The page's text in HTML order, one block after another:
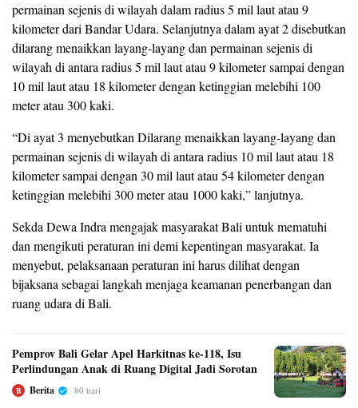
permainan sejenis di wilayah dalam radius 5 mil laut atau 9
kilometer dari Bandar Udara. Selanjutnya dalam ayat 2 disebutkan
dilarang menaikkan layang-layang dan permainan sejenis di
wilayah di antara radius 5 mil laut atau 9 kilometer sampai dengan
10 mil laut atau 18 kilometer dengan ketinggian melebihi 100
meter atau 300 kaki.
“Di ayat 3 menyebutkan Dilarang menaikkan layang-layang dan
permainan sejenis di wilayah di antara radius 10 mil laut atau 18
kilometer sampai dengan 30 mil laut atau 54 kilometer dengan
ketinggian melebihi 300 meter atau 1000 kaki,” lanjutnya.
Sekda Dewa Indra mengajak masyarakat Bali untuk mematuhi
dan mengikuti peraturan ini demi kepentingan masyarakat. Ia
menyebut, pelaksanaan peraturan ini harus dilihat dengan
bijaksana sebagai langkah menjaga keamanan penerbangan dan
ruang udara di Bali.
Pemprov Bali Gelar Apel Harkitnas ke-118, Isu
Perlindungan Anak di Ruang Digital Jadi Sorotan
B Berita 80 hari